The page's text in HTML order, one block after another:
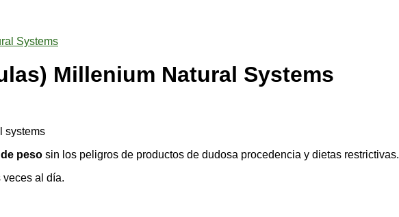
Millenium Natural Systems
systems
peso sin los peligros de productos de dudosa procedencia y dietas restrictivas.
al día.